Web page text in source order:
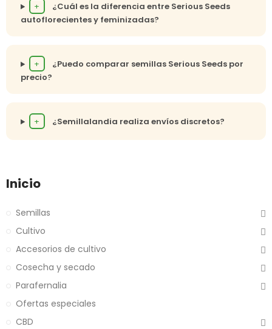
+
¿Cuál es la diferencia entre Serious Seeds
autoflorecientes y feminizadas?
+
¿Puedo comparar semillas Serious Seeds por
precio?
+ ¿Semillalandia realiza envíos discretos?
Inicio
Semillas
Cultivo
Accesorios de cultivo
Cosecha y secado
Parafernalia
Ofertas especiales
CBD